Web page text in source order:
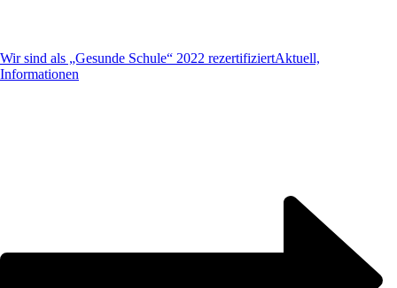
Wir sind als „Gesunde Schule“ 2022 rezertifiziertAktuell,
Informationen